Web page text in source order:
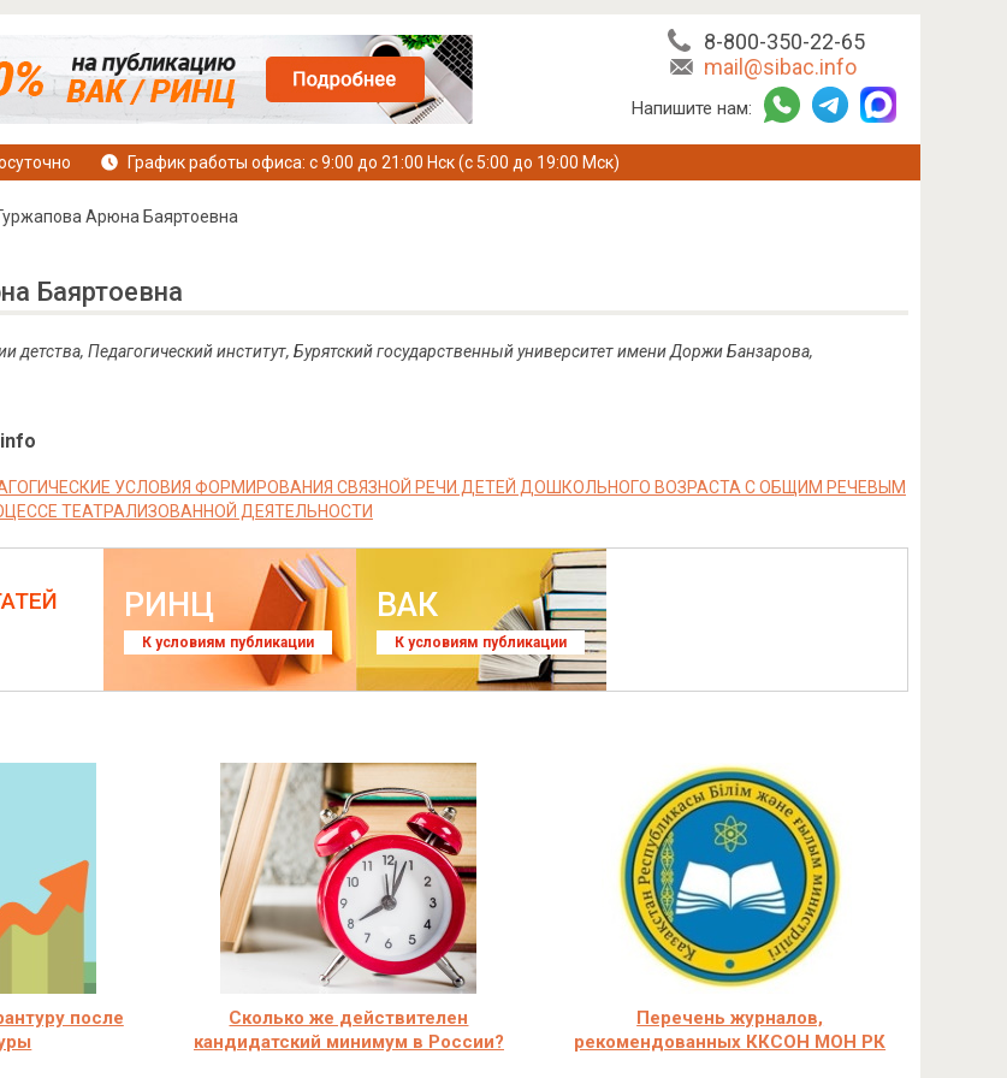
8-800-350-22-65
mail@sibac.info
Напишите нам:
График работы офиса: с 9:00 до 21:00 Нск (с 5:00 до 19:00 Мск)
Арюна Баяртоевна
Баяртоевна
детства, Педагогический институт, Бурятский государственный университет имени Доржи Банзарова,
УСЛОВИЯ ФОРМИРОВАНИЯ СВЯЗНОЙ РЕЧИ ДЕТЕЙ ДОШКОЛЬНОГО ВОЗРАСТА С ОБЩИМ РЕЧЕВЫМ
ТЕАТРАЛИЗОВАННОЙ ДЕЯТЕЛЬНОСТИ
РИНЦ
К условиям публикации
ВАК
К условиям публикации
после
Сколько же действителен
кандидатский минимум в России?
Перечень журналов,
рекомендованных ККСОН МОН РК